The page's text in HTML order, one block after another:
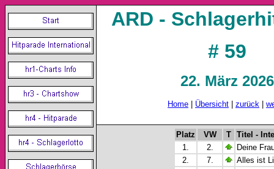
ARD -
# 59
22. März 2026
Home Übersicht zurück
Platz VW T Titel -
1.
2.
Deine
2.
7.
Alles ist